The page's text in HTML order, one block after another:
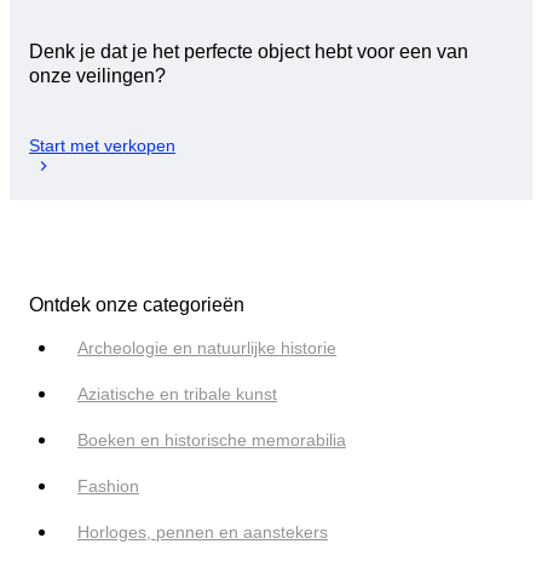
Denk je dat je het perfecte object hebt voor een van
onze veilingen?
Start met verkopen
Ontdek onze categorieën
Archeologie en natuurlijke historie
Aziatische en tribale kunst
Boeken en historische memorabilia
Fashion
Horloges, pennen en aanstekers